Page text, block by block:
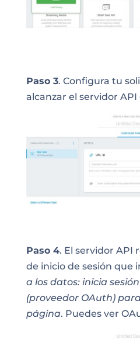
Paso 3. Configura tu
alcanzar el servidor API
Paso 4. El servidor API
de inicio de sesión que
a los datos: inicia
(proveedor OAuth)
página. Puedes ver